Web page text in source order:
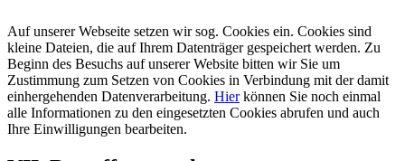
Auf unserer Webseite setzen wir sog. Cookies ein. Cookies sind
kleine Dateien, die auf Ihrem Datenträger gespeichert werden. Zu
Beginn des Besuchs auf unserer Website bitten wir Sie um
Zustimmung zum Setzen von Cookies in Verbindung mit der damit
einhergehenden Datenverarbeitung. Hierkönnen Sie noch einmal
alle Informationen zu den eingesetzten Cookies abrufen und auch
Ihre Einwilligungen bearbeiten.